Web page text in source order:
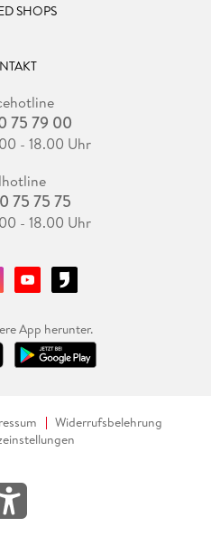
SHOPS
75 79 00
- 18.00 Uhr
75 75 75
- 18.00 Uhr
App herunter.
Widerrufsbelehrung